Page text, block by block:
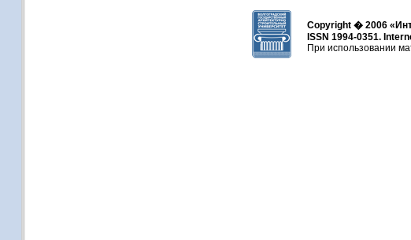
Copyright � 2006
ISSN 1994-0351.
При использовании